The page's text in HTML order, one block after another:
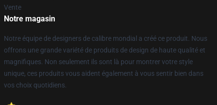
Vente
Notre magasin
Notre équipe de designers de calibre mondial a créé ce produit. Nous
offrons une grande variété de produits de design de haute qualité et
magnifiques. Non seulement ils sont là pour montrer votre style
unique, ces produits vous aident également à vous sentir bien dans
vos choix quotidiens.